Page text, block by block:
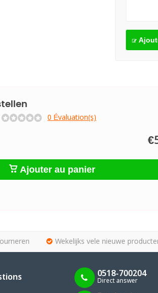
0 Évaluation(s)
Ajouter au panier
Wekelijks vele nieuwe
0518-700204
Direct answer